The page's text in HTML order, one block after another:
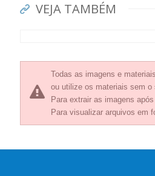
VEJA TAMBÉM
Todas as imagens e
ou utilize os materiais sem
Para extrair as imagens
Para visualizar arquivos em